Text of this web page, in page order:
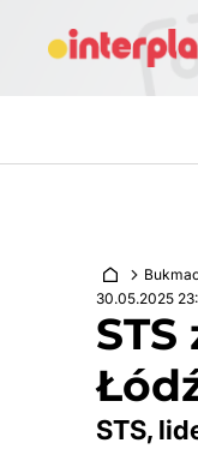
30.05.2025
STS,